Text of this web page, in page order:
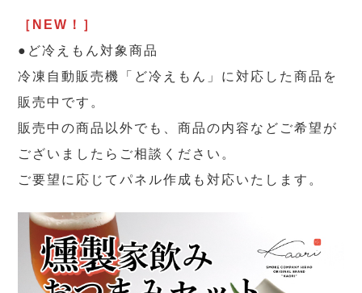
［NEW！］
●ど冷えもん対象商品
冷凍自動販売機「ど冷えもん」に対応した商品を
販売中です。
販売中の商品以外でも、商品の内容などご希望が
ございましたらご相談ください。
ご要望に応じてパネル作成も対応いたします。